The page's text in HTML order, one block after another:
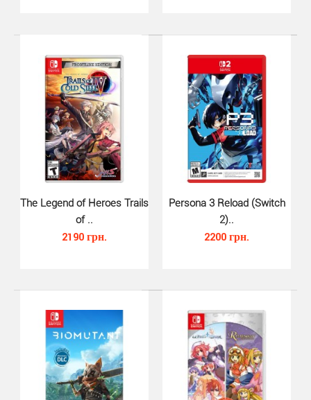
Naruto Shippuden Ultimate Ninja..
Последняя часть знаменитой серии Storm вот-вот
появится в продаже и Вы сможете воспользоваться и
The Legend of Heroes Trails
of ..
2190 грн.
Persona 3 Reload (Switch
2)..
2200 грн.